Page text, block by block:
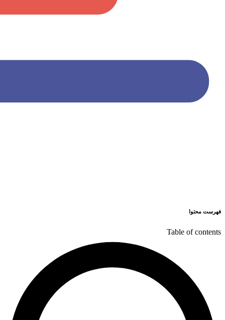
فهرست محتوا
Table of contents